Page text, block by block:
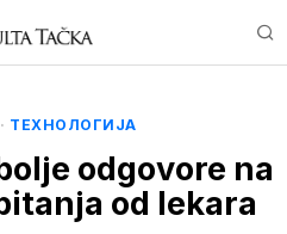
· ТЕХНОЛОГИЈА
odgovore na
od lekara